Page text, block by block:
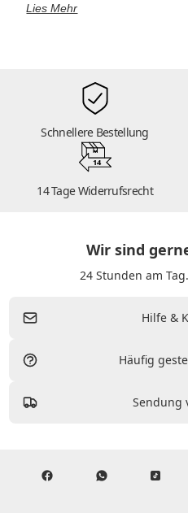
Lies Mehr
Schnellere Bestellung
14
14 Tage Widerrufsrecht
Wir sind
24 Stunden am
Hilfe &
Häufig
Sendung